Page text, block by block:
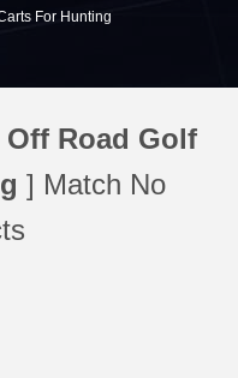
For Hunting
Off Road Golf
] Match No